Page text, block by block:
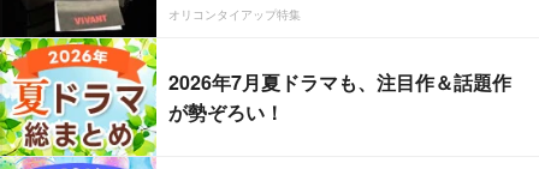
オリコンタイアップ特集
2026年7月夏ドラマも、注目作＆話題作
が勢ぞろい！